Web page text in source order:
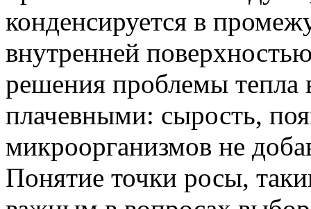
конденсируется в
внутренней
решения проблемы тепла
плачевными: сырость,
микроорганизмов не
Понятие точки росы,